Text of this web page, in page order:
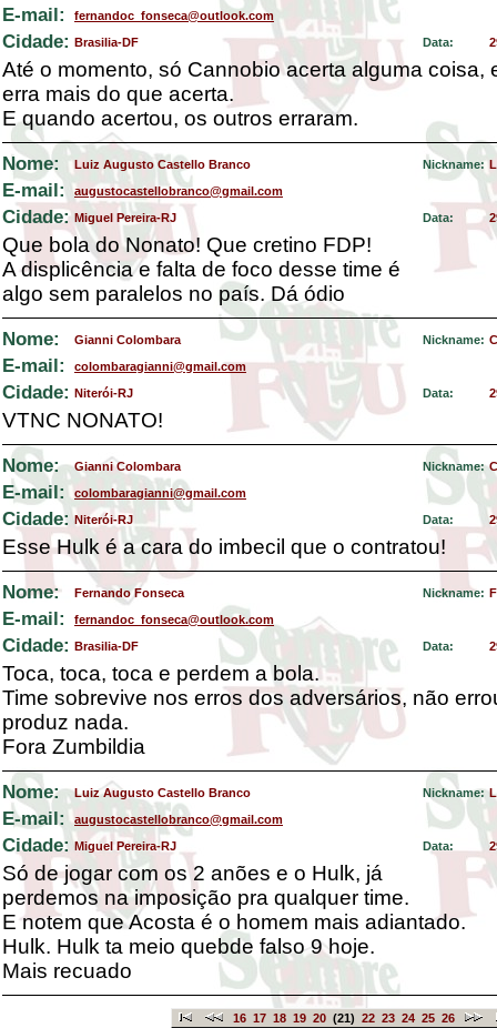
E-mail: fernandoc_fonseca@outlook.com
Cidade: Brasilia-DF Data:
Até o momento, só Cannobio acerta alguma coisa,
erra mais do que acerta.
E quando acertou, os outros erraram.
Nome: Luiz Augusto Castello Branco Nickname:
E-mail: augustocastellobranco@gmail.com
Cidade: Miguel Pereira-RJ Data:
Que bola do Nonato! Que cretino FDP!
A displicência e falta de foco desse time é
algo sem paralelos no país. Dá ódio
Nome: Gianni Colombara Nickname:
E-mail: colombaragianni@gmail.com
Cidade: Niterói-RJ Data:
VTNC NONATO!
Nome: Gianni Colombara Nickname:
E-mail: colombaragianni@gmail.com
Cidade: Niterói-RJ Data:
Esse Hulk é a cara do imbecil que o contratou!
Nome: Fernando Fonseca Nickname:
E-mail: fernandoc_fonseca@outlook.com
Cidade: Brasilia-DF Data:
Toca, toca, toca e perdem a bola.
Time sobrevive nos erros dos adversários, não
produz nada.
Fora Zumbildia
Nome: Luiz Augusto Castello Branco Nickname:
E-mail: augustocastellobranco@gmail.com
Cidade: Miguel Pereira-RJ Data:
Só de jogar com os 2 anões e o Hulk, já
perdemos na imposição pra qualquer time.
E notem que Acosta é o homem mais adiantado.
Hulk. Hulk ta meio quebde falso 9 hoje.
Mais recuado
16 17 18 19 20 (21) 22 23 24 25 26